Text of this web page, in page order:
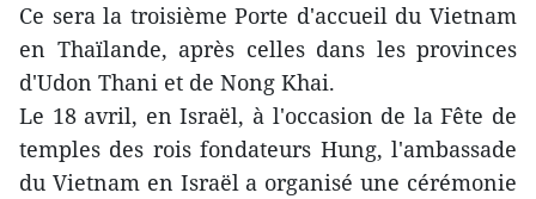
Ce sera la troisième Porte d'accueil du Vietnam
en Thaïlande, après celles dans les provinces
d'Udon Thani et de Nong Khai.
Le 18 avril, en Israël, à l'occasion de la Fête de
temples des rois fondateurs Hung, l'ambassade
du Vietnam en Israël a organisé une cérémonie